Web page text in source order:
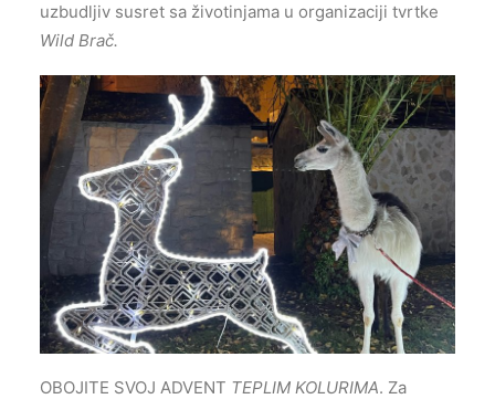
uzbudljiv susret sa životinjama u organizaciji tvrtke
Wild Brač.
OBOJITE SVOJ ADVENT TEPLIM KOLURIMA. Za